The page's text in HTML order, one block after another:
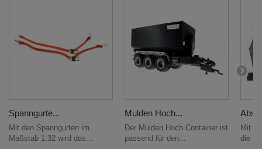
Spanngurte...
Mit den Spanngurten im
Maßstab 1:32 wird das...
Mulden Hoch...
Der Mulden Hoch Container ist
passend für den...
Mit
die